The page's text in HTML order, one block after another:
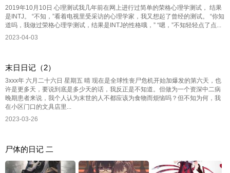
2019年10月10日 心理测试我几年前在网上进行过简单的荣格心理学测试， 结果
是INTJ。 “不知，”看着电视里受采访的心理学家，我又想起了曾经的测试。 “你知
道吗，我做过荣格心理学测试，结果是INTJ的性格哦，” “嗯，”不知轻轻点了点...
2023-04-03
末日日记（2）
3xxx年 六月二十六日 星期五 晴 现在是全球性丧尸危机开始加爆发的第六天，也
许是更多天，要说到底是多少天的话，我反正是不知道。但做为一个资深中二病
晚期患者来说，我个人认为末世的人不都应该为食物而烦恼吗？但不知为何，我
在小区门口的文具店里...
2023-03-26
尸体的日记 二